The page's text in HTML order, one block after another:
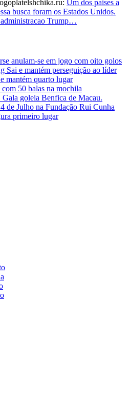
Um dos paises a
busca foram os Estados Unidos.
Trump…
anulam-se em jogo com oito golos
Sai e mantém perseguição ao líder
mantém quarto lugar
50 balas na mochila
goleia Benfica de Macau.
de Julho na Fundação Rui Cunha
primeiro lugar